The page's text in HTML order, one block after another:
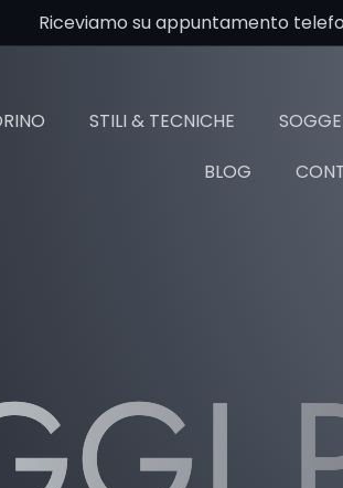
Riceviamo su appuntamento
STILI & TECNICHE
BLOG